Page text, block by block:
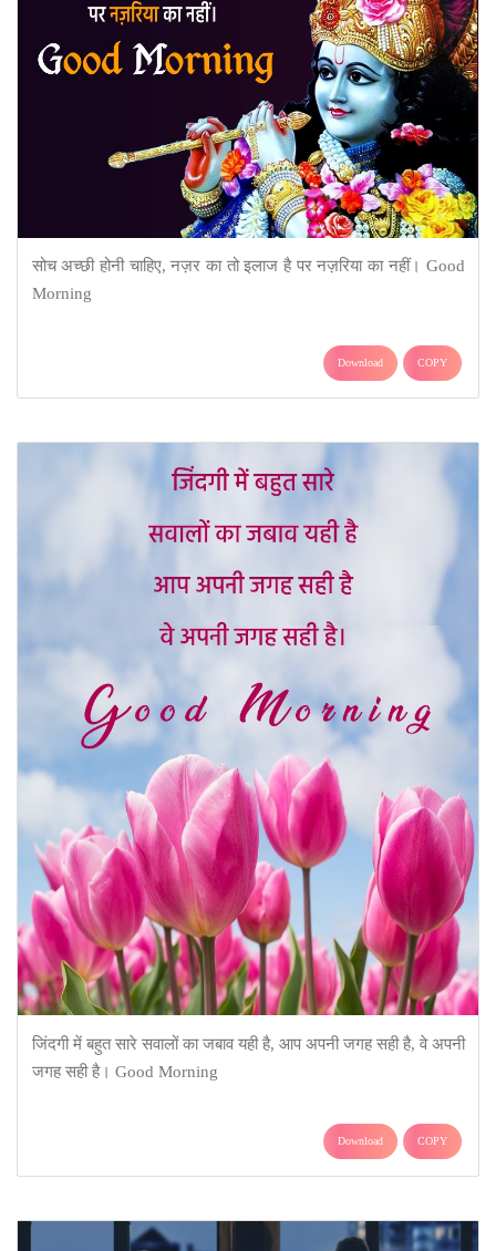
सोच अच्छी होनी चाहिए, नज़र का तो इलाज है पर नज़रिया का नहीं। Good
Morning
Download COPY
जिंदगी में बहुत सारे सवालों का जबाव यही है, आप अपनी जगह सही है, वे अपनी
जगह सही है। Good Morning
Download COPY